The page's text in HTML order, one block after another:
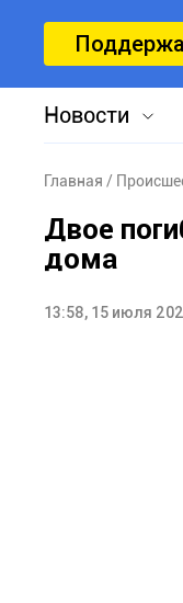
Новости
Главная
Двое
дома
13:58, 15 июля